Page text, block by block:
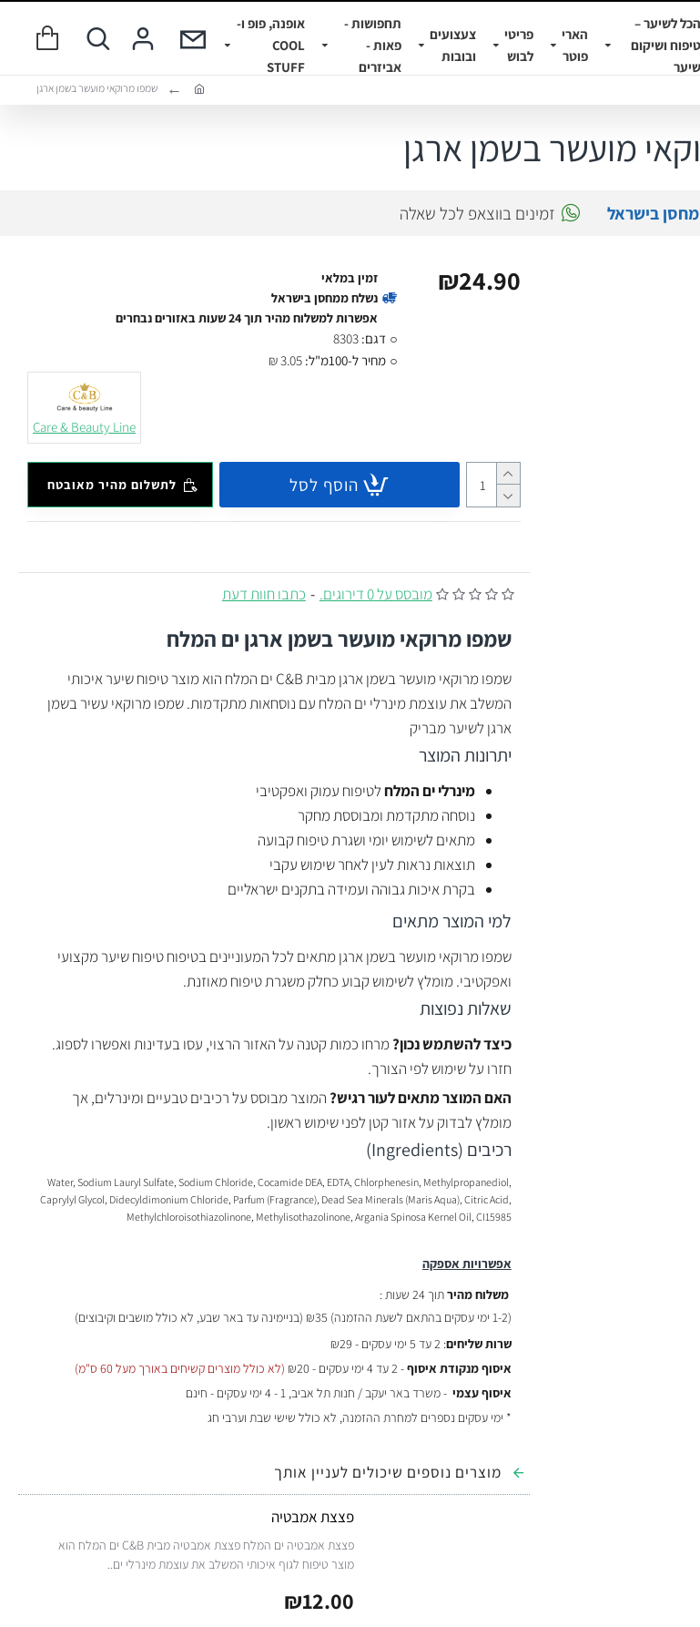
הכל לשיער –
טיפוח ושיקום
שיער
הארי
פוטר
פריטי
לבוש
צעצועים
ובובות
תחפושות -
פאות -
אביזרים
אופנה, פופ ו-
COOL
STUFF
שמפו מרוקאי מועשר בשמן ארגן
מועשר בשמן ארגן
בישראל זמינים בווצאפ לכל שאלה
מובסס על 0 דירוגים. - כתבו חוות דעת
₪24.90
זמין במלאי
נשלח ממחסן בישראל
אפשרות למשלוח מהיר תוך 24 שעות באזורים נבחרים
דגם: 8303
מחיר ל-100מ"ל:
3.05 ₪
Care & Beauty Line
הוסף לסל לתשלום מהיר מאובטח
אפשרויות אספקה
משלוח מהירתוך 24 שעות :
(1-2 ימי עסקים בהתאם לשעת ההזמנה)
₪35 (בניימינה עד באר שבע, לא כולל מושבים וקיבוצים)
שרות שליחים: 2 עד 5 ימי עסקים - ₪29
איסוף מנקודת איסוף- 2 עד 4 ימי עסקים - ₪20
(לא כולל מוצרים קשיחים באורך מעל 60 ס"מ)
איסוף עצמי - משרד באר יעקב / חנות תל אביב, 1 - 4 ימי עסקים - חינם
* ימי עסקים נספרים למחרת ההזמנה, לא כולל שישי שבת וערבי חג
מוצרים נוספים שיכולים לעניין אותך
פצצת אמבטיה
פצצת אמבטיה ים המלח פצצת אמבטיה מבית C&B ים המלח הוא
מוצר טיפוח לגוף איכותי המשלב את עוצמת מינרלי ים..
₪12.00
שמפו מרוקאי מועשר בשמן ארגן ים המלח
שמפו מרוקאי מועשר בשמן ארגן מבית C&B ים המלח הוא מוצר טיפוח שיער איכותי
המשלב את עוצמת מינרלי ים המלח עם נוסחאות מתקדמות. שמפו מרוקאי עשיר בשמן
ארגן לשיער מבריק
יתרונות המוצר
מינרלי ים המלחלטיפוח עמוק ואפקטיבי
נוסחה מתקדמת ומבוססת מחקר
מתאים לשימוש יומי ושגרת טיפוח קבועה
תוצאות נראות לעין לאחר שימוש עקבי
בקרת איכות גבוהה ועמידה בתקנים ישראליים
למי המוצר מתאים
שמפו מרוקאי מועשר בשמן ארגן מתאים לכל המעוניינים בטיפוח טיפוח שיער מקצועי
ואפקטיבי. מומלץ לשימוש קבוע כחלק משגרת טיפוח מאוזנת.
שאלות נפוצות
כיצד להשתמש נכון?מרחו כמות קטנה על האזור הרצוי, עסו בעדינות ואפשרו לספוג.
חזרו על שימוש לפי הצורך.
האם המוצר מתאים לעור רגיש? המוצר מבוסס על רכיבים טבעיים ומינרלים, אך
מומלץ לבדוק על אזור קטן לפני שימוש ראשון.
רכיבים (Ingredients)
Water, Sodium Lauryl Sulfate, Sodium Chloride, Cocamide DEA, EDTA, Chlorphenesin, Methylpropanediol,
Caprylyl Glycol, Didecyldimonium Chloride, Parfum (Fragrance), Dead Sea Minerals (Maris Aqua), Citric Acid,
Methylchloroisothiazolinone, Methylisothazolinone, Argania Spinosa Kernel Oil, CI15985